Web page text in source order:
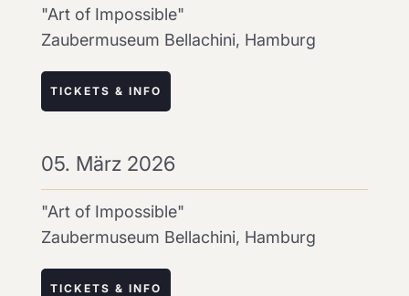
"Art of Impossible"
Zaubermuseum Bellachini, Hamburg
TICKETS & INFO
05. März 2026
"Art of Impossible"
Zaubermuseum Bellachini, Hamburg
TICKETS & INFO